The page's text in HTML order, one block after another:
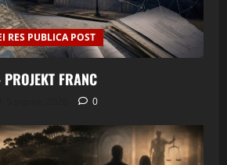
RES PUBLICA POST
FRANC
0